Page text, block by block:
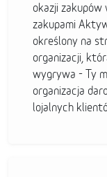
okazji
zakupami
określony na
organizacji,
wygrywa - Ty
organizacja
lojalnych